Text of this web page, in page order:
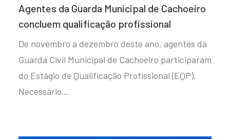
Agentes da Guarda Municipal de Cachoeiro
concluem qualificação profissional
De novembro a dezembro deste ano, agentes da
Guarda Civil Municipal de Cachoeiro participaram
do Estágio de Qualificação Profissional (EQP).
Necessário…